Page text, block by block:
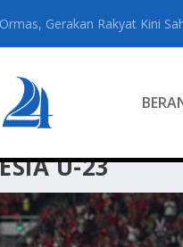
Gerakan Rakyat Kini
U-23